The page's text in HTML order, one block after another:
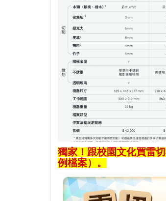
獨家！跟校園文化買雷
例檔案）。